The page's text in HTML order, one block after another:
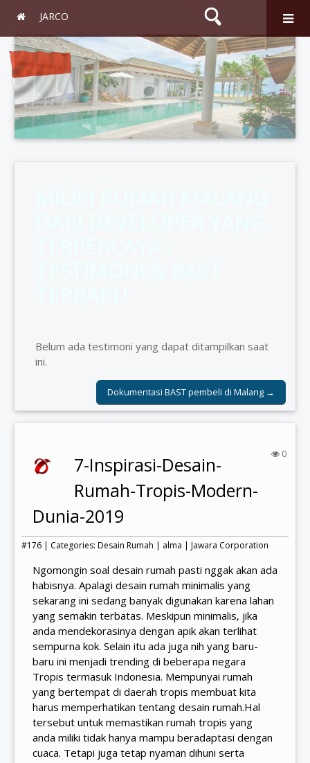
JARCO
Search
Belum ada testimoni yang dapat ditampilkan saat
ini.
Dokumentasi BAST pembeli di Malang →
0
7-Inspirasi-Desain-
Rumah-Tropis-Modern-
Dunia-2019
#176 | Categories: Desain Rumah | alma | Jawara Corporation
Ngomongin soal desain rumah pasti nggak akan ada
habisnya. Apalagi desain rumah minimalis yang
sekarang ini sedang banyak digunakan karena lahan
yang semakin terbatas. Meskipun minimalis, jika
anda mendekorasinya dengan apik akan terlihat
sempurna kok. Selain itu ada juga nih yang baru-
baru ini menjadi trending di beberapa negara
Tropis termasuk Indonesia. Mempunyai rumah
yang bertempat di daerah tropis membuat kita
harus memperhatikan tentang desain rumah.Hal
tersebut untuk memastikan rumah tropis yang
anda miliki tidak hanya mampu beradaptasi dengan
cuaca. Tetapi juga tetap nyaman dihuni serta